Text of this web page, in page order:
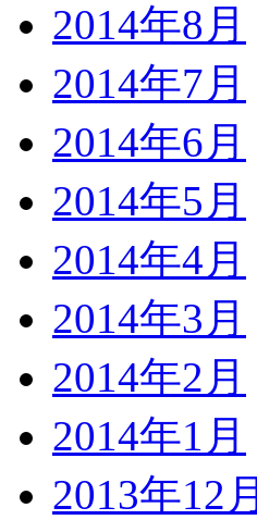
2014年8月
2014年7月
2014年6月
2014年5月
2014年4月
2014年3月
2014年2月
2014年1月
2013年12月